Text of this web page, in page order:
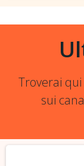
Troverai
sui